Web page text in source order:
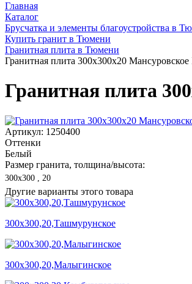
Главная
Каталог
Брусчатка и элементы благоустройства в
Купить гранит в Тюмени
Гранитная плита в Тюмени
Гранитная плита 300х300x20 Мансуровское
Гранитная плита
Артикул: 1250400
Оттенки
Белый
Размер гранита, толщина/высота:
300х300 , 20
Другие варианты этого товара
300х300,20,Ташмурунское
300х300,20,Малыгинское